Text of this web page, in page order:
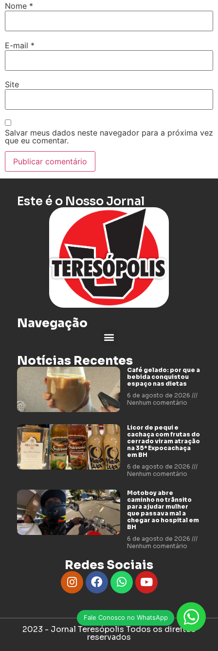
Nome *
E-mail *
Site
Salvar meus dados neste navegador para a próxima vez
que eu comentar.
Fale Conosco no WhatsApp
Este é o Nosso Jornal
Navegação
Notícias Recentes
Café gelado: por que a
bebida conquistou
espaço nas dietas
6 de agosto de 2026
Nenhum comentário
Licor de pequi e
cachaça com frutas do
cerrado viram atração
na 35ª Expocachaça
em BH
6 de agosto de 2026
Nenhum comentário
Motoboy abre
caminho no trânsito
para ajudar mulher
que passava mal a
chegar ao hospital em
BH
6 de agosto de 2026
Nenhum comentário
Redes Sociais
2023 - Jornal Teresópolis Todos os direitos
reservados